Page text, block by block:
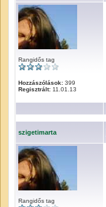
Rangidős tag
Hozzászólások: 399
Regisztrált: 11.01.13
szigetimarta
Rangidős tag